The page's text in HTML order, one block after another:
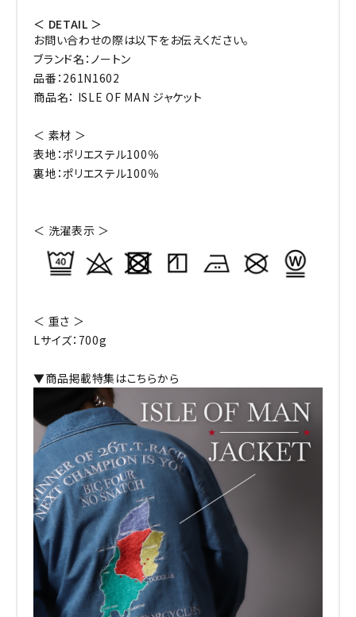
＜ DETAIL ＞
お問い合わせの際は以下をお伝えください。
ブランド名：ノートン
品番：261N1602
商品名： ISLE OF MAN ジャケット
＜ 素材 ＞
表地：ポリエステル100％
裏地：ポリエステル100％
＜ 洗濯表示 ＞
＜ 重さ ＞
Lサイズ：700g
▼商品掲載特集はこちらから